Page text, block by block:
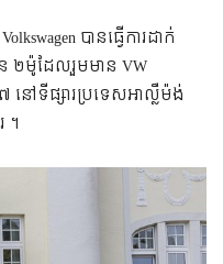
បានធ្វើការដាក់
២ម៉ូដែលរួមមាន VW
នៅទីផ្សារប្រទេសអាល្លឺម៉ង់
។